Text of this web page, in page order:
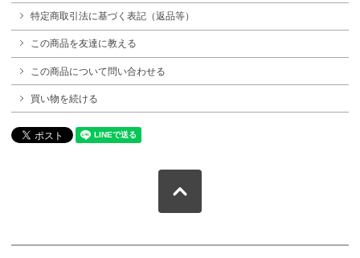
特定商取引法に基づく表記（返品等）
この商品を友達に教える
この商品について問い合わせる
買い物を続ける